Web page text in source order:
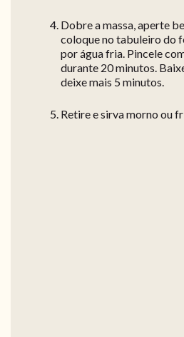
Dobre a massa, aperte
coloque no tabuleiro do
por água fria. Pincele
durante 20 minutos.
deixe mais 5 minutos.
Retire e sirva morno ou